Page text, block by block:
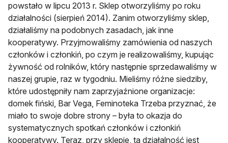
powstało w lipcu 2013 r. Sklep otworzyliśmy po roku
działalności (sierpień 2014). Zanim otworzyliśmy sklep,
działaliśmy na podobnych zasadach, jak inne
kooperatywy. Przyjmowaliśmy zamówienia od naszych
członków i członkiń, po czym je realizowaliśmy, kupując
żywność od rolników, który następnie sprzedawaliśmy w
naszej grupie, raz w tygodniu. Mieliśmy różne siedziby,
które udostępniły nam zaprzyjaźnione organizacje:
domek fiński, Bar Vega, Feminoteka Trzeba przyznać, że
miało to swoje dobre strony – była to okazja do
systematycznych spotkań członków i członkiń
kooperatywy. Teraz, przy sklepie, ta działalność jest